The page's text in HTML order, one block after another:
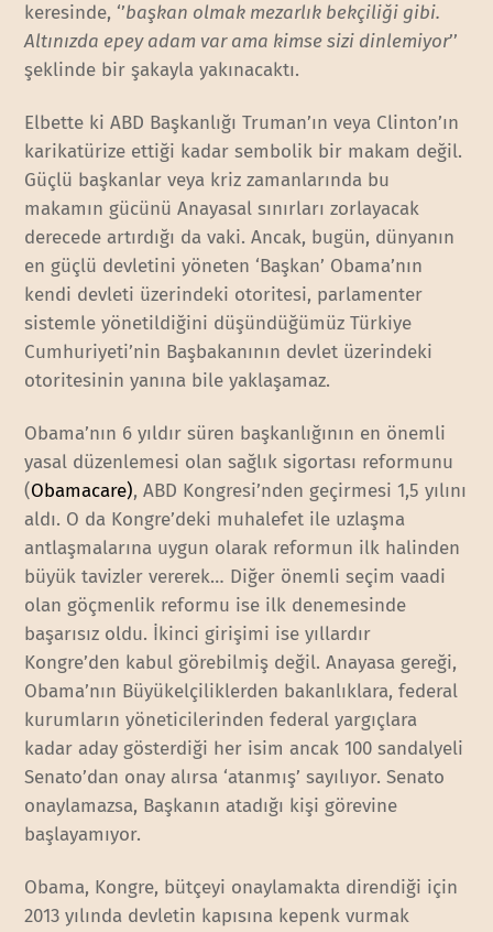
keresinde, ‘’başkan olmak mezarlık bekçiliği gibi.
Altınızda epey adam var ama kimse sizi dinlemiyor’’
şeklinde bir şakayla yakınacaktı.
Elbette ki ABD Başkanlığı Truman’ın veya Clinton’ın
karikatürize ettiği kadar sembolik bir makam değil.
Güçlü başkanlar veya kriz zamanlarında bu
makamın gücünü Anayasal sınırları zorlayacak
derecede artırdığı da vaki. Ancak, bugün, dünyanın
en güçlü devletini yöneten ‘Başkan’ Obama’nın
kendi devleti üzerindeki otoritesi, parlamenter
sistemle yönetildiğini düşündüğümüz Türkiye
Cumhuriyeti’nin Başbakanının devlet üzerindeki
otoritesinin yanına bile yaklaşamaz.
Obama’nın 6 yıldır süren başkanlığının en önemli
yasal düzenlemesi olan sağlık sigortası reformunu
(Obamacare), ABD Kongresi’nden geçirmesi 1,5 yılını
aldı. O da Kongre’deki muhalefet ile uzlaşma
antlaşmalarına uygun olarak reformun ilk halinden
büyük tavizler vererek… Diğer önemli seçim vaadi
olan göçmenlik reformu ise ilk denemesinde
başarısız oldu. İkinci girişimi ise yıllardır
Kongre’den kabul görebilmiş değil. Anayasa gereği,
Obama’nın Büyükelçiliklerden bakanlıklara, federal
kurumların yöneticilerinden federal yargıçlara
kadar aday gösterdiği her isim ancak 100 sandalyeli
Senato’dan onay alırsa ‘atanmış’ sayılıyor. Senato
onaylamazsa, Başkanın atadığı kişi görevine
başlayamıyor.
Obama, Kongre, bütçeyi onaylamakta direndiği için
2013 yılında devletin kapısına kepenk vurmak